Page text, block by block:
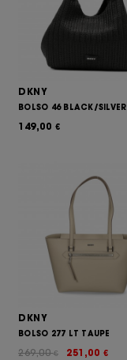
DKNY
BOLSO 46 BLACK/SILVER
149,00 €
DKNY
BOLSO 277 LT TAUPE
251,00 €
269,00€